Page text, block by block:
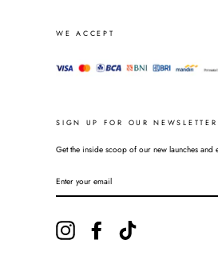
WE ACCEPT
SIGN UP FOR OUR NEWSLETTER
Get the inside scoop of our new launches and
YOUR
EMAIL
Instagram Facebook